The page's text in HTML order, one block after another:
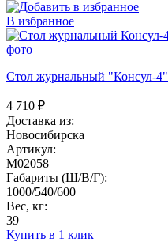
В избранное
Стол журнальный "Консул-4"
4 710 ₽
Доставка из:
Новосибирска
Артикул:
M02058
Габариты (Ш/В/Г):
1000/540/600
Вес, кг:
39
Купить в 1 клик